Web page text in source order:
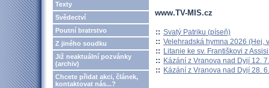
Texty
Svědectví
Poutní bratrstvo
Z jiného soudku
Již neaktuální pozvánky
(archiv)
Chcete přidat akci, článek,
kontaktovat nás...?
www.TV-MIS.cz
:: Svatý Patriku (píseň)
:: Velehradská hymna 2026 (Hej,
:: Litanie ke sv. Františkovi z
:: Kázání z Vranova nad Dyjí 12.
:: Kázání z Vranova nad Dyjí 28.